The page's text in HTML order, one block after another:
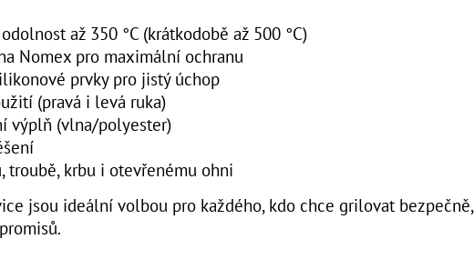
až 350 °C (krátkodobě až 500 °C)
Nomex pro maximální ochranu
prvky pro jistý úchop
(pravá i levá ruka)
výplň (vlna/polyester)
troubě, krbu i otevřenému ohni
jsou ideální volbou pro každého, kdo chce grilovat bezpečně,